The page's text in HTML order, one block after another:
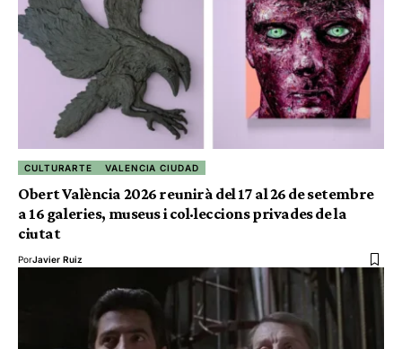
CULTURARTE VALENCIA CIUDAD
Obert València 2026 reunirà del 17 al 26 de setembre
a 16 galeries, museus i col·leccions privades de la
ciutat
PorJavier Ruiz